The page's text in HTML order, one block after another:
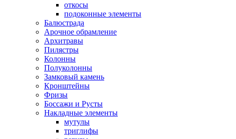
откосы
подоконные элементы
Балюстрада
Арочное обрамление
Архитравы
Пилястры
Колонны
Полуколонны
Замковый камень
Кронштейны
Фризы
Боссажи и Русты
Накладные элементы
мутулы
триглифы